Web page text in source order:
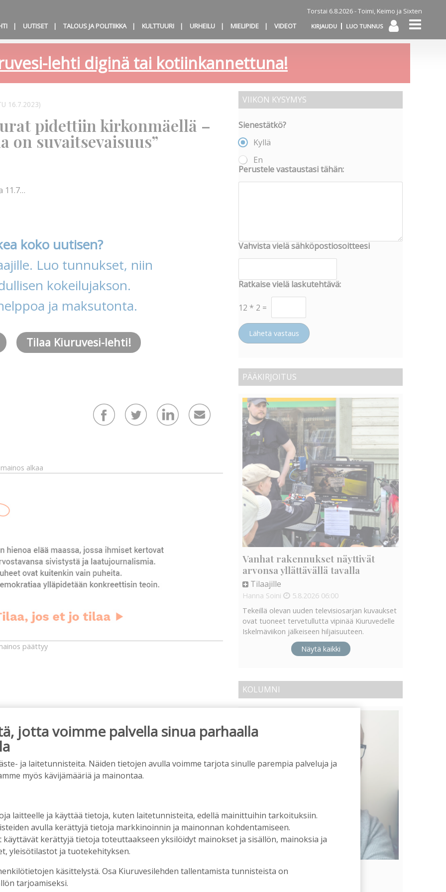
Torstai 6.8.2026 -Toimi, Keimo ja Sixten
UUTISET TALOUS JA POLITIIKKA KULTTUURI URHEILU MIELIPIDE VIDEOT KIRJAUDU LUO TUNNUS
lehti diginä tai kotiinkannettuna!
16.7.2023)
pidettiin kirkonmäellä –
on suvaitsevaisuus”
11.7…
koko uutisen?
Luo tunnukset, niin
kokeilujakson.
ja maksutonta.
Tilaa Kiuruvesi-lehti!
mainos alkaa
päättyy
– vaikka villitystäkin on havaittavissa, sanoo
sikarutto Kiuruvedellä? “Onhan sitä osannut
yrittäjä
VIIKON KYSYMYS
Sienestätkö?
Kyllä
En
Perustele vastaustasi tähän:
Vahvista vielä sähköpostiosoitteesi
Ratkaise vielä laskutehtävä:
12 * 2 =
Lähetä vastaus
PÄÄKIRJOITUS
Vanhat rakennukset näyttivät
arvonsa yllättävällä tavalla
Tilaajille
Hanna Soini 5.8.2026 06:00
Tekeillä olevan uuden televisiosarjan kuvaukset
ovat tuoneet tervetullutta vipinää Kiuruvedelle
Iskelmäviikon jälkeiseen hiljaisuuteen.
Näytä kaikki
KOLUMNI
Vähempikin riittäisi?
jotta voimme palvella sinua parhaalla
ja laitetunnisteita. Näiden tietojen avulla voimme tarjota sinulle parempia palveluja ja
myös kävijämääriä ja mainontaa.
laitteelle ja käyttää tietoja, kuten laitetunnisteita, edellä mainittuihin tarkoituksiin.
avulla kerättyjä tietoja markkinoinnin ja mainonnan kohdentamiseen.
kerättyjä tietoja toteuttaakseen yksilöidyt mainokset ja sisällön, mainoksia ja
yleisötilastot ja tuotekehityksen.
käsittelystä. Osa Kiuruvesilehden tallentamista tunnisteista on
tarjoamiseksi.